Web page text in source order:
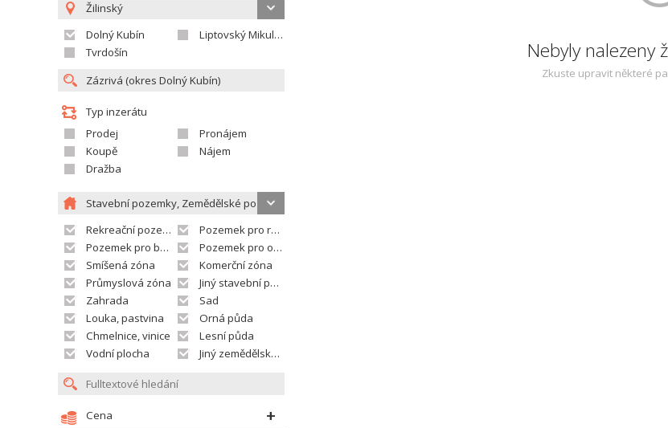
Žilinský
Dolný Kubín
Liptovský Mikuláš
Tvrdošín
Typ inzerátu
Prodej
Pronájem
Koupě
Nájem
Dražba
Stavební pozemky, Zemědělské pozemky
Rekreační pozemek
Pozemek pro rodinné domy
Pozemek pro bytovou výstavbu
Pozemek pro občanskou vybavenost
Smíšená zóna
Komerční zóna
Průmyslová zóna
Jiný stavební pozemek
Zahrada
Sad
Louka, pastvina
Orná půda
Chmelnice, vinice
Lesní půda
Vodní plocha
Jiný zemědělský pozemek
Cena
Nebyly nalezeny
Zkuste upravit některé